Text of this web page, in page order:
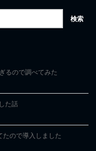
るので調べてみた
た話
たので導入しました